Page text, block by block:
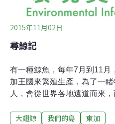
2015年11月02日
尋鯨記
有一種鯨魚，每年7月到11月
加王國來繁殖生產，為了一
人，會從世界各地遠道而來
會唱歌，在大型鯨類中，個
大翅鯨 我們的島 東加